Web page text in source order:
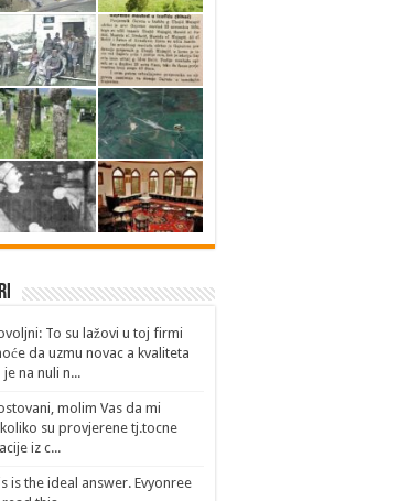
To su lažovi u toj firmi
da uzmu novac a kvaliteta
na nuli n...
molim Vas da mi
koliko su provjerene tj.tocne
iz c...
is the ideal answer. Evyonree